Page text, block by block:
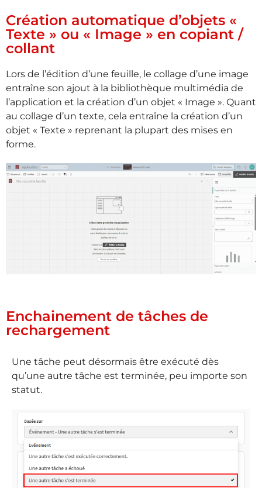
Création automatique d’objets «
Texte » ou « Image » en copiant /
collant
Lors de l’édition d’une feuille, le collage d’une image
entraîne son ajout à la bibliothèque multimédia de
l’application et la création d’un objet « Image ». Quant
au collage d’un texte, cela entraîne la création d’un
objet « Texte » reprenant la plupart des mises en
forme.
Enchainement de tâches de
rechargement
Une tâche peut désormais être exécuté dès
qu’une autre tâche est terminée, peu importe son
statut.